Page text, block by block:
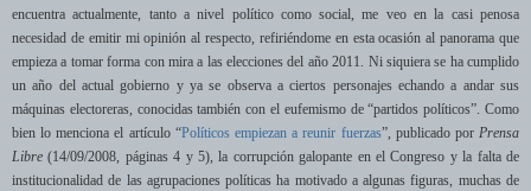
encuentra actualmente, tanto a nivel político como social, me veo en la casi penosa
necesidad de emitir mi opinión al respecto, refiriéndome en esta ocasión al panorama que
empieza a tomar forma con mira a las elecciones del año 2011. Ni siquiera se ha cumplido
un año del actual gobierno y ya se observa a ciertos personajes echando a andar sus
máquinas electoreras, conocidas también con el eufemismo de “partidos políticos”. Como
bien lo menciona el artículo “Políticos empiezan a reunir fuerzas”, publicado por Prensa
Libre (14/09/2008, páginas 4 y 5), la corrupción galopante en el Congreso y la falta de
institucionalidad de las agrupaciones políticas ha motivado a algunas figuras, muchas de